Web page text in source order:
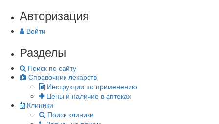
Авторизация
Войти
Разделы
Поиск по сайту
Справочник лекарств
Инструкции по применению
Цены и наличие в аптеках
Клиники
Поиск клиники